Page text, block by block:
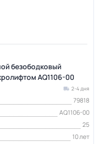
безободковый
AQ1106-00
2-4 дня
79818
AQ1106-00
25
10 лет